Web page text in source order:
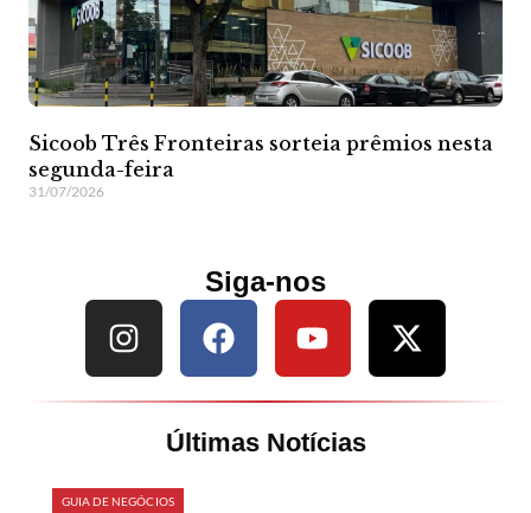
Sicoob Três Fronteiras sorteia prêmios nesta
segunda-feira
31/07/2026
Siga-nos
Últimas Notícias
GUIA DE NEGÓCIOS